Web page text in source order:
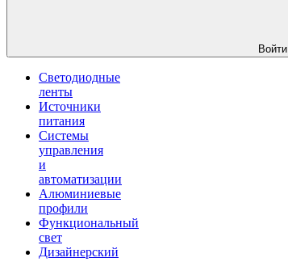
Войти
Светодиодные
ленты
Источники
питания
Системы
управления
и
автоматизации
Алюминиевые
профили
Функциональный
свет
Дизайнерский